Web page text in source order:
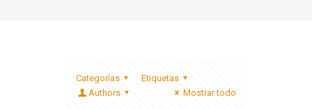
Categorías
Etiquetas
Authors
Mostrar todo